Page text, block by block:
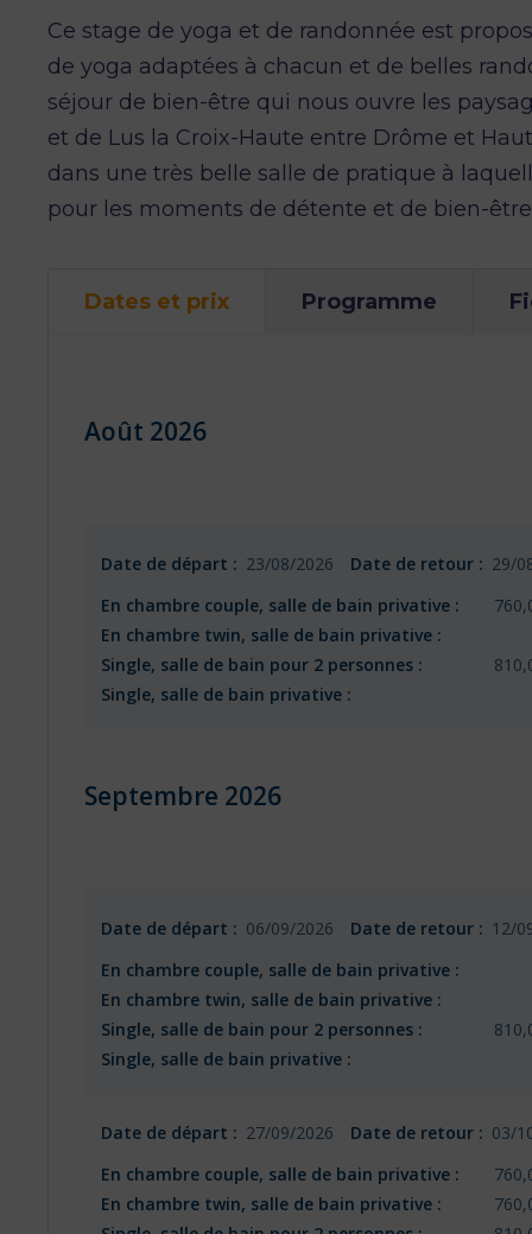
Ce stage de yoga et de randonnée est
de yoga adaptées à chacun et de belles
séjour de bien-être qui nous ouvre les
et de Lus la Croix-Haute entre Drôme et
dans une très belle salle de pratique à
pour les moments de détente et de bien-
Dates et prix Programme